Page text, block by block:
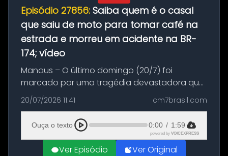
Episódio 27856: Saiba quem é o casal
que saiu de moto para tomar café na
estrada e morreu em acidente na BR-
174; vídeo
Manaus – O último domingo (20/7) foi
marcado por uma tragédia devastadora que
resultou na morte precoce de dois jovens na
BR-174, na zona rural de Manaus. Um passeio
com destino a um típico café regio...
20/07/2026 11:41 cm7brasil.com
Ouça o texto 0:00 / 1:59
powered by VOICEXPRESS
Ver Episódio Ver Original